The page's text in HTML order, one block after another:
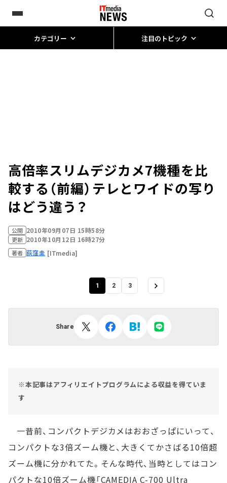
カテゴリー 注目のトピック
高倍率スリムデジカメ7機種を比
較する（前編）――テレとワイドの写り
はどう違う？
公開 2010年09月07日 15時58分
更新 2010年10月12日 16時27分
著者 荻窪圭 [ITmedia]
1 2 3
Share
※本記事はアフィリエイトプログラムによる収益を得ていま
す
一昔前、コンパクトデジカメはおおざっぱにいって、
コンパクトな3倍ズーム機と、大きくてかさばる10倍超
ズーム機に分かれてた。そんな時代、当時としてはコン
パクトな10倍ズーム機「CAMEDIA C-700 Ultra